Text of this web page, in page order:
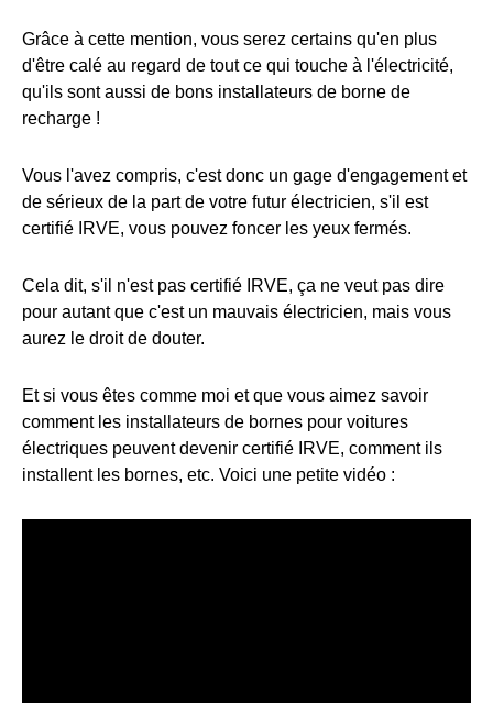
Grâce à cette mention, vous serez certains qu'en plus
d'être calé au regard de tout ce qui touche à l'électricité,
qu'ils sont aussi de bons installateurs de borne de
recharge !
Vous l'avez compris, c'est donc un gage d'engagement et
de sérieux de la part de votre futur électricien, s'il est
certifié IRVE, vous pouvez foncer les yeux fermés.
Cela dit, s'il n'est pas certifié IRVE, ça ne veut pas dire
pour autant que c'est un mauvais électricien, mais vous
aurez le droit de douter.
Et si vous êtes comme moi et que vous aimez savoir
comment les installateurs de bornes pour voitures
électriques peuvent devenir certifié IRVE, comment ils
installent les bornes, etc. Voici une petite vidéo :